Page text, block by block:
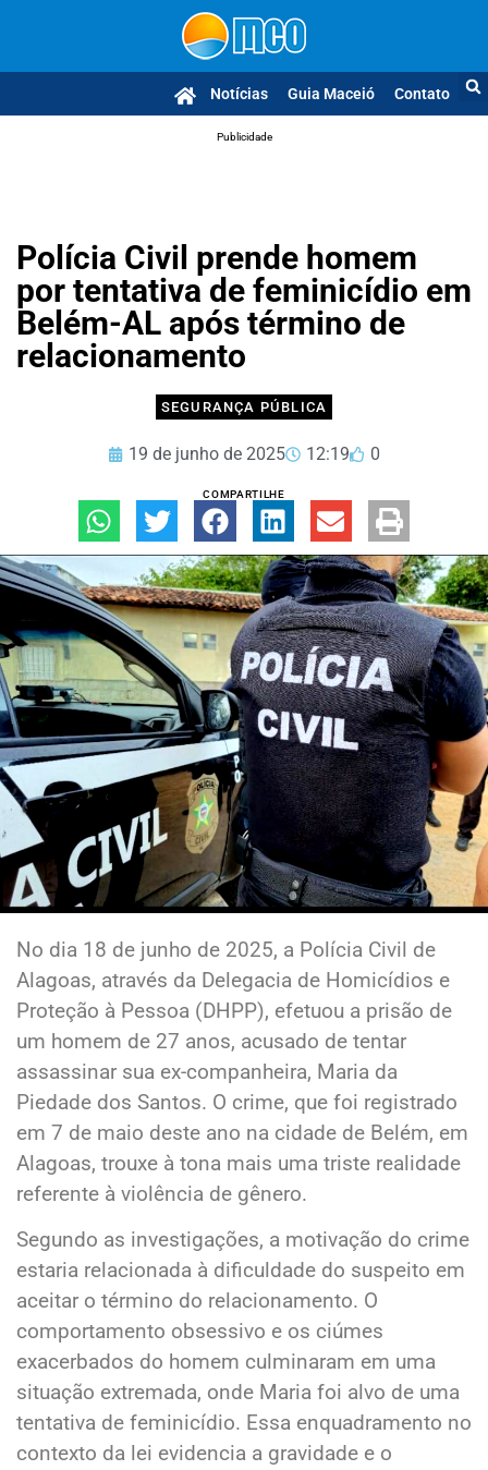
Notícias Guia Maceió Contato
Publicidade
Polícia Civil prende homem
por tentativa de feminicídio em
Belém-AL após término de
relacionamento
SEGURANÇA PÚBLICA
19 de junho de 2025 12:19 0
COMPARTILHE
No dia 18 de junho de 2025, a Polícia Civil de
Alagoas, através da Delegacia de Homicídios e
Proteção à Pessoa (DHPP), efetuou a prisão de
um homem de 27 anos, acusado de tentar
assassinar sua ex-companheira, Maria da
Piedade dos Santos. O crime, que foi registrado
em 7 de maio deste ano na cidade de Belém, em
Alagoas, trouxe à tona mais uma triste realidade
referente à violência de gênero.
Segundo as investigações, a motivação do crime
estaria relacionada à dificuldade do suspeito em
aceitar o término do relacionamento. O
comportamento obsessivo e os ciúmes
exacerbados do homem culminaram em uma
situação extremada, onde Maria foi alvo de uma
tentativa de feminicídio. Essa enquadramento no
contexto da lei evidencia a gravidade e o